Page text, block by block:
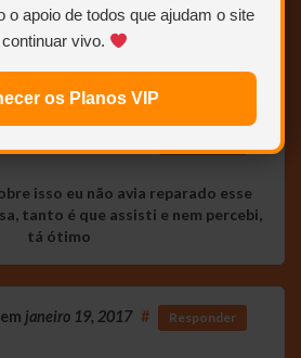
o apoio de todos que ajudam o site
vivo.
os Planos VIP
ta sim piorado, basta
precisa de tanta ignorancia.
isso eu não avia reparado esse
tanto é que assisti e nem percebi,
tá ótimo
em janeiro 19, 2017 # Responder